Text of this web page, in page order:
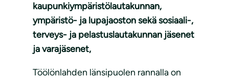
kaupunkiympäristölautakunnan,
ympäristö- ja lupajaoston sekä sosiaali-,
terveys- ja pelastuslautakunnan jäsenet
ja varajäsenet,
Töölönlahden länsipuolen rannalla on